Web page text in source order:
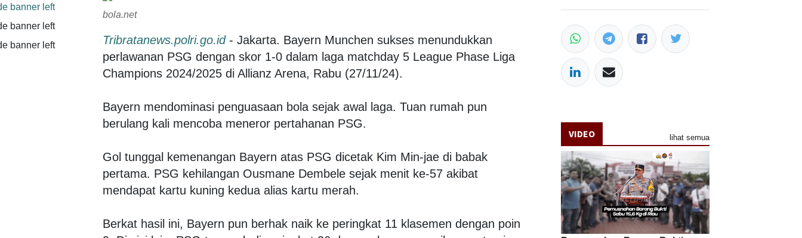
bola.net
Tribratanews.polri.go.id- Jakarta. Bayern Munchen sukses menundukkan
perlawanan PSG dengan skor 1-0 dalam laga matchday 5 League Phase Liga
Champions 2024/2025 di Allianz Arena, Rabu (27/11/24).
Bayern mendominasi penguasaan bola sejak awal laga. Tuan rumah pun
berulang kali mencoba meneror pertahanan PSG.
Gol tunggal kemenangan Bayern atas PSG dicetak Kim Min-jae di babak
pertama. PSG kehilangan Ousmane Dembele sejak menit ke-57 akibat
mendapat kartu kuning kedua alias kartu merah.
Berkat hasil ini, Bayern pun berhak naik ke peringkat 11 klasemen dengan poin
VIDEO lihat semua